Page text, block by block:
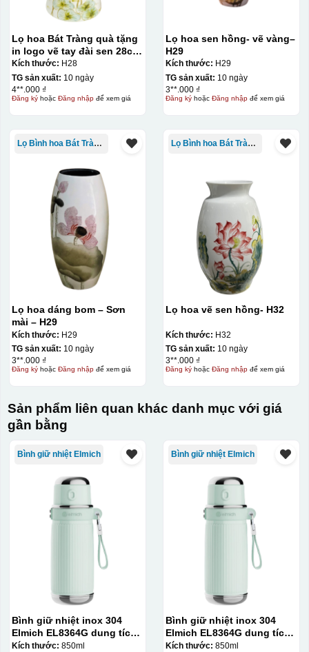
Kiểu in:
In Decal
IN Decal lên GỐM SỨ
700-800 độ CBước 1: Tạo ra DECALĐể tạo ra decal
trước khi dán nó lên gốm sứ, xưởng in sẽ in lên 1 loại
giấy đặc biệt, và kích thước logo được căn chỉnh theo
sản phẩm, để khi dán không bị nhỏ hoặc to quá
Decal được in xong, sẽ có 1 nền vàng phía dưới
Lọ hoa Bát Tràng quà tặng
in logo vẽ tay đài sen 28cm
KQ-LH03
Kích thước: H28
TG sản xuất: 10 ngày
4**.000 ₫
Đăng kýhoặc Đăng nhậpđể xem giá
Lọ hoa sen hồng- vẽ vàng–
H29
Kích thước: H29
TG sản xuất: 10 ngày
3**.000 ₫
Đăng kýhoặc Đăng nhậpđể xem giá
Lọ Bình hoa Bát Tràng in logo
Lọ hoa dáng bom – Sơn
mài – H29
Kích thước: H29
TG sản xuất: 10 ngày
3**.000 ₫
Đăng kýhoặc Đăng nhậpđể xem giá
Lọ Bình hoa Bát Tràng in logo
Lọ hoa vẽ sen hồng- H32
Kích thước: H32
TG sản xuất: 10 ngày
3**.000 ₫
Đăng kýhoặc Đăng nhậpđể xem giá
Sản phẩm liên quan khác danh mục với giá
gần bằng
Bình giữ nhiệt Elmich
Bình giữ nhiệt inox 304
Elmich EL8364G dung tích
850ml
Kích thước: 850ml
Bình giữ nhiệt Elmich
Bình giữ nhiệt inox 304
Elmich EL8364G dung tích
850ml
Kích thước: 850ml